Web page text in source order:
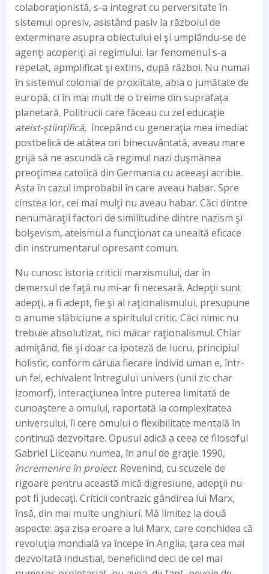
colaboraţionistă, s-a integrat cu perversitate în
sistemul opresiv, asistând pasiv la războiul de
exterminare asupra obiectului ei şi umplându-se de
agenţi acoperiţi ai regimului. Iar fenomenul s-a
repetat, apmplificat şi extins, după război. Nu numai
în sistemul colonial de proxiitate, abia o jumătate de
europă, ci în mai mult de o treime din suprafaţa
planetară. Politrucii care făceau cu zel educaţie
ateist-ştiinţifică, începând cu generaţia mea imediat
postbelică de atâtea ori binecuvântată, aveau mare
grijă să ne ascundă că regimul nazi duşmănea
preoţimea catolică din Germania cu aceeaşi acribie.
Asta în cazul improbabil în care aveau habar. Spre
cinstea lor, cei mai mulţi nu aveau habar. Căci dintre
nenumăraţii factori de similitudine dintre nazism şi
bolşevism, ateismul a funcţionat ca unealtă eficace
din instrumentarul opresant comun.
Nu cunosc istoria criticii marxismului, dar în
demersul de faţă nu mi-ar fi necesară. Adepţii sunt
adepţi, a fi adept, fie şi al raţionalismului, presupune
o anume slăbiciune a spiritului critic. Căci nimic nu
trebuie absolutizat, nici măcar raţionalismul. Chiar
admiţând, fie şi doar ca ipoteză de lucru, principiul
holistic, conform căruia fiecare individ uman e, într-
un fel, echivalent întregului univers (unii zic char
izomorf), interacţiunea între puterea limitată de
cunoaştere a omului, raportată la complexitatea
universului, îi cere omului o flexibilitate mentală în
continuă dezvoltare. Opusul adică a ceea ce filosoful
Gabriel Liiceanu numea, în anul de graţie 1990,
încremenire în proiect. Revenind, cu scuzele de
rigoare pentru această mică digresiune, adepţii nu
pot fi judecaţi. Criticii contrazic gândirea lui Marx,
însă, din mai multe unghiuri. Mă limitez la două
aspecte: aşa zisa eroare a lui Marx, care conchidea că
revoluţia mondială va începe în Anglia, ţara cea mai
dezvoltată industial, beneficiind deci de cel mai